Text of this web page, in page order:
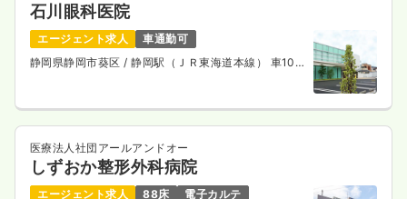
石川眼科医院
エージェント求人
車通勤可
静岡県静岡市葵区/ 静岡駅（ＪＲ東海道本線） 車10
医療法人社団アールアンドオー
しずおか整形外科病院
エージェント求人 88床 電子カルテ